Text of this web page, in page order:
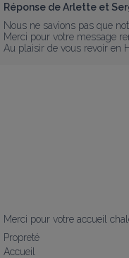
Réponse de Arlette et
Nous ne savions pas que
Merci pour votre message
Au plaisir de vous revoir en
Merci pour votre accueil
Propreté
Accueil